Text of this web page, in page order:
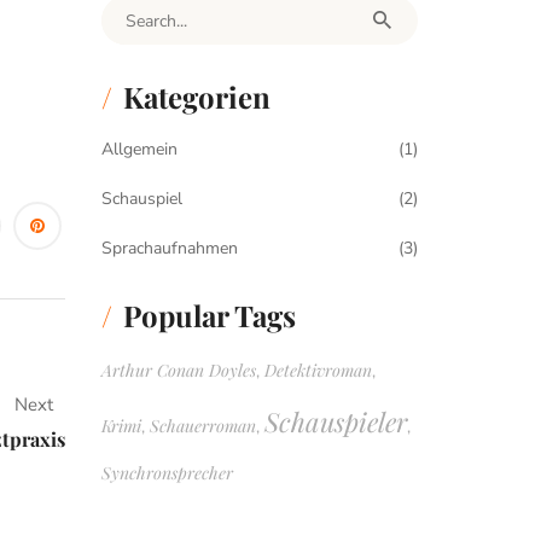
Next
Search for:
Kategorien
Allgemein (1)
Schauspiel (2)
Sprachaufnahmen (3)
Popular Tags
Arthur Conan Doyles, Detektivroman,
Krimi, Schauerroman, Schauspieler,
Synchronsprecher